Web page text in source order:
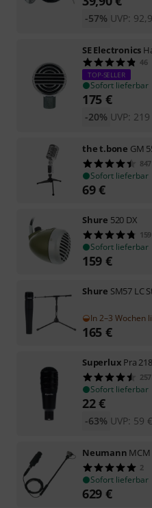
UVP:
-57%
SE Electronics
46
TOP-SELLER
Sofort lieferbar
175 €
UVP: 219
-20%
the t.bone GM
847
Sofort lieferbar
69€
Shure 520 DX
159
Sofort lieferbar
159 €
Shure SM57 LC
In 2–3 Wochen
165 €
Superlux Pra
257
Sofort lieferbar
22€
UVP: 59 €
-63%
Neumann
2
Sofort lieferbar
629 €